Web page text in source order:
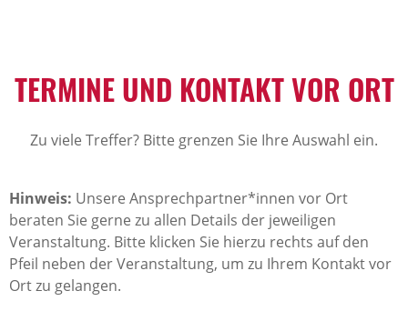
TERMINE UND KONTAKT VOR ORT
Zu viele Treffer? Bitte grenzen Sie Ihre Auswahl ein.
Hinweis: Unsere Ansprechpartner*innen vor Ort
beraten Sie gerne zu allen Details der jeweiligen
Veranstaltung. Bitte klicken Sie hierzu rechts auf den
Pfeil neben der Veranstaltung, um zu Ihrem Kontakt vor
Ort zu gelangen.